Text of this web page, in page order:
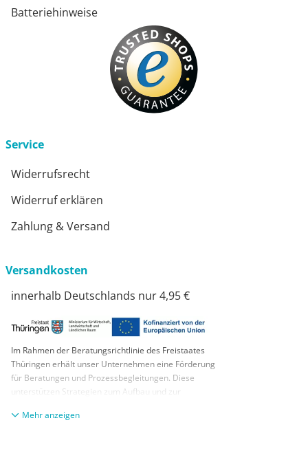
Batteriehinweise
Service
Widerrufsrecht
Widerruf erklären
Zahlung & Versand
Versandkosten
innerhalb Deutschlands nur 4,95 €
Im Rahmen der Beratungsrichtlinie des Freistaates
Thüringen erhält unser Unternehmen eine Förderung
für Beratungen und Prozessbegleitungen. Diese
unterstützen Strategien zum Aufbau und zur
KMUs. Die daraus resultierenden Ergebnisse und
anzeigen